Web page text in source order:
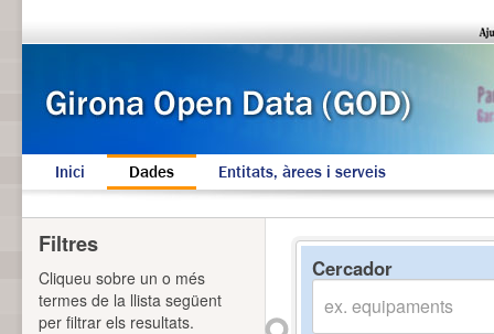
Inici Dades Entitats, àrees i serveis
Cercador
Filtres
Cliqueu sobre un o més
termes de la llista següent
per filtrar els resultats.